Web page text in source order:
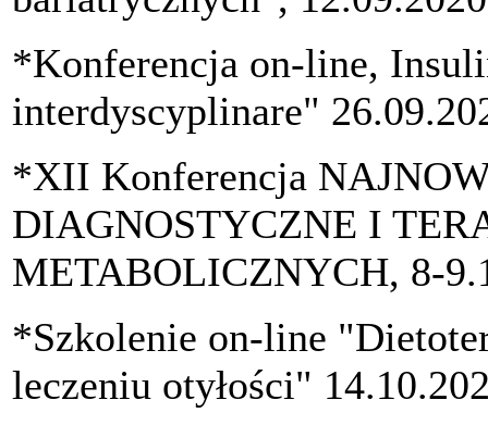
*Konferencja on-line,
interdyscyplinare"
*XII Konferencja
DIAGNOSTYCZNE I
METABOLICZNYCH, 8-
*Szkolenie on-line
leczeniu otyłości"